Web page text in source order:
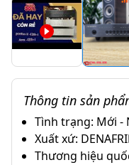
Thông tin sản
Tình trạng: Mới -
Xuất xứ:
Thương hiệu